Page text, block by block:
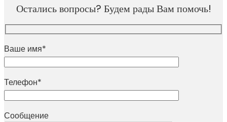
Остались вопросы? Будем рады Вам помочь!
Ваше имя*
Телефон*
Сообщение